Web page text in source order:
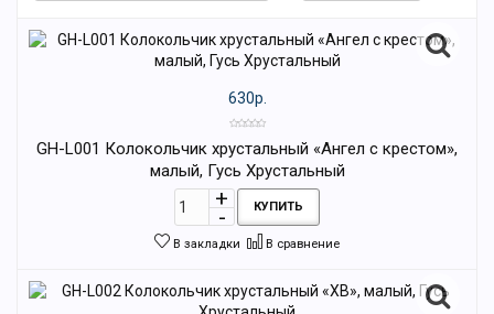
630р.
GH-L001 Колокольчик хрустальный «Ангел с крестом»,
малый, Гусь Хрустальный
КУПИТЬ
В закладки В сравнение